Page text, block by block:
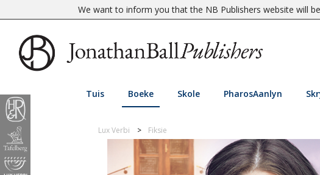
We want to inform you that the NB Publishers website will
Tuis Boeke Skole PharosAanlyn
Lux Verbi Fiksie